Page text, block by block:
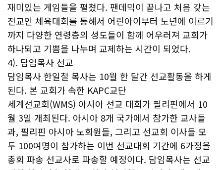
재미있는 게임들을 펼쳤다. 팬데믹이 끝나고 처음 갖는
전교인 체육대회를 통해서 어린아이부터 노년에 이르기
까지 다양한 연령층의 성도들이 함께 어우러져 교회가
하나되고 기쁨을 나누며 교제하는 시간이 되었다.
4). 담임목사 선교
담임목사 한일철 목사는 10월 한 달간 선교활동을 하게
된다. 본 교회가 속한 KAPC교단
세계선교회(WMS) 아시아 선교 대회가 필리핀에서 10
월 3일 개최된다. 아시아 8개 국가에서 참가한 교사들
과, 필리핀 아시아 노회원들, 그리고 선교회 이사들 모
두 100여명이 참가하는 이번 선교대회 기간에 6가정을
총회 파송 선교사로 파송할 예정이다. 담임목사는 선교